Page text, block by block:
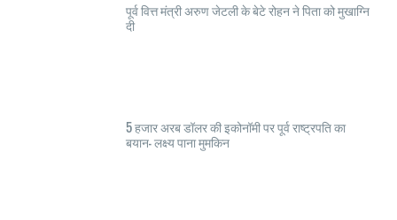
पूर्व वित्त मंत्री अरुण जेटली के बेटे रोहन ने पिता को मुखाग्नि
दी
5 हजार अरब डॉलर की इकोनॉमी पर पूर्व राष्ट्रपति का
बयान- लक्ष्य पाना मुमकिन